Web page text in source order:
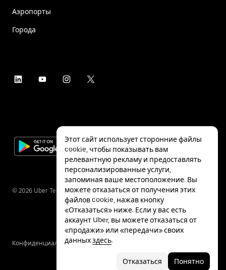
Аэропорты
Города
© 2026 Uber Technologies Inc.
КонфиденциальностьСпециальные
Этот сайт использует сторонние файлы
cookie, чтобы показывать вам
релевантную рекламу и предоставлять
персонализированные услуги,
запоминая ваше местоположение. Вы
можете отказаться от получения этих
файлов cookie, нажав кнопку
«Отказаться» ниже. Если у вас есть
аккаунт Uber, вы можете отказаться от
«продажи» или «передачи» своих
данныхздесь.
Отказаться Понятно